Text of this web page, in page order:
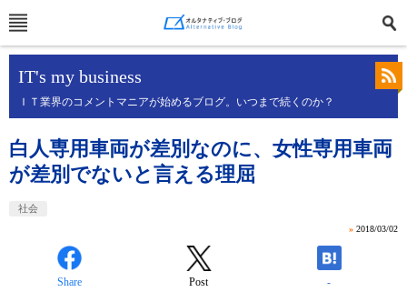
IT's my business
ＩＴ業界のコメントマニアが始めるブログ。いつまで続くのか？
白人専用車両が差別なのに、女性専用車両
が差別でないと言える理屈
社会
» 2018/03/02
Share Post -